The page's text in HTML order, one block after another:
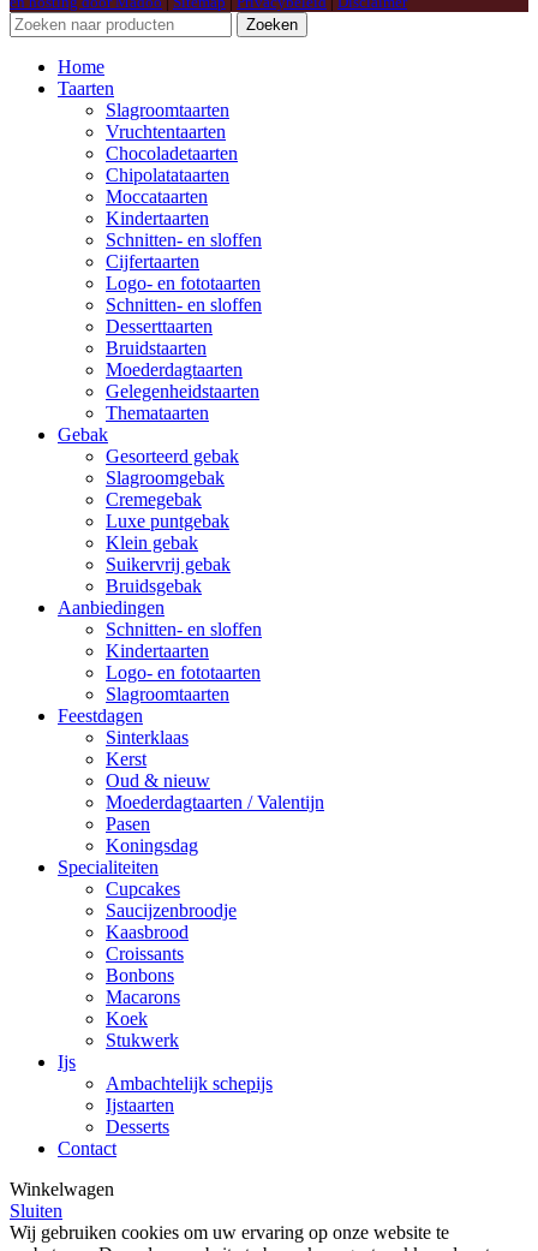
Zoeken
Home
Taarten
Slagroomtaarten
Vruchtentaarten
Chocoladetaarten
Chipolatataarten
Moccataarten
Kindertaarten
Schnitten- en sloffen
Cijfertaarten
Logo- en fototaarten
Schnitten- en sloffen
Desserttaarten
Bruidstaarten
Moederdagtaarten
Gelegenheidstaarten
Themataarten
Gebak
Gesorteerd gebak
Slagroomgebak
Cremegebak
Luxe puntgebak
Klein gebak
Suikervrij gebak
Bruidsgebak
Aanbiedingen
Schnitten- en sloffen
Kindertaarten
Logo- en fototaarten
Slagroomtaarten
Feestdagen
Sinterklaas
Kerst
Oud & nieuw
Moederdagtaarten / Valentijn
Pasen
Koningsdag
Specialiteiten
Cupcakes
Saucijzenbroodje
Kaasbrood
Croissants
Bonbons
Macarons
Koek
Stukwerk
Ijs
Ambachtelijk schepijs
Ijstaarten
Desserts
Contact
Winkelwagen
Sluiten
Wij gebruiken cookies om uw ervaring op onze website te